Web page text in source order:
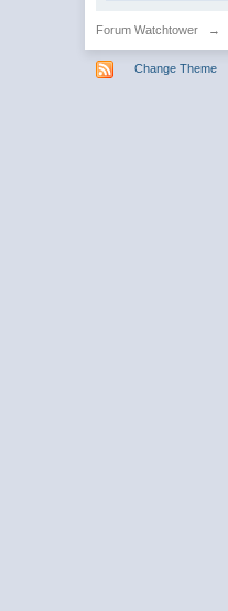
Forum Watchtower →
Change Theme